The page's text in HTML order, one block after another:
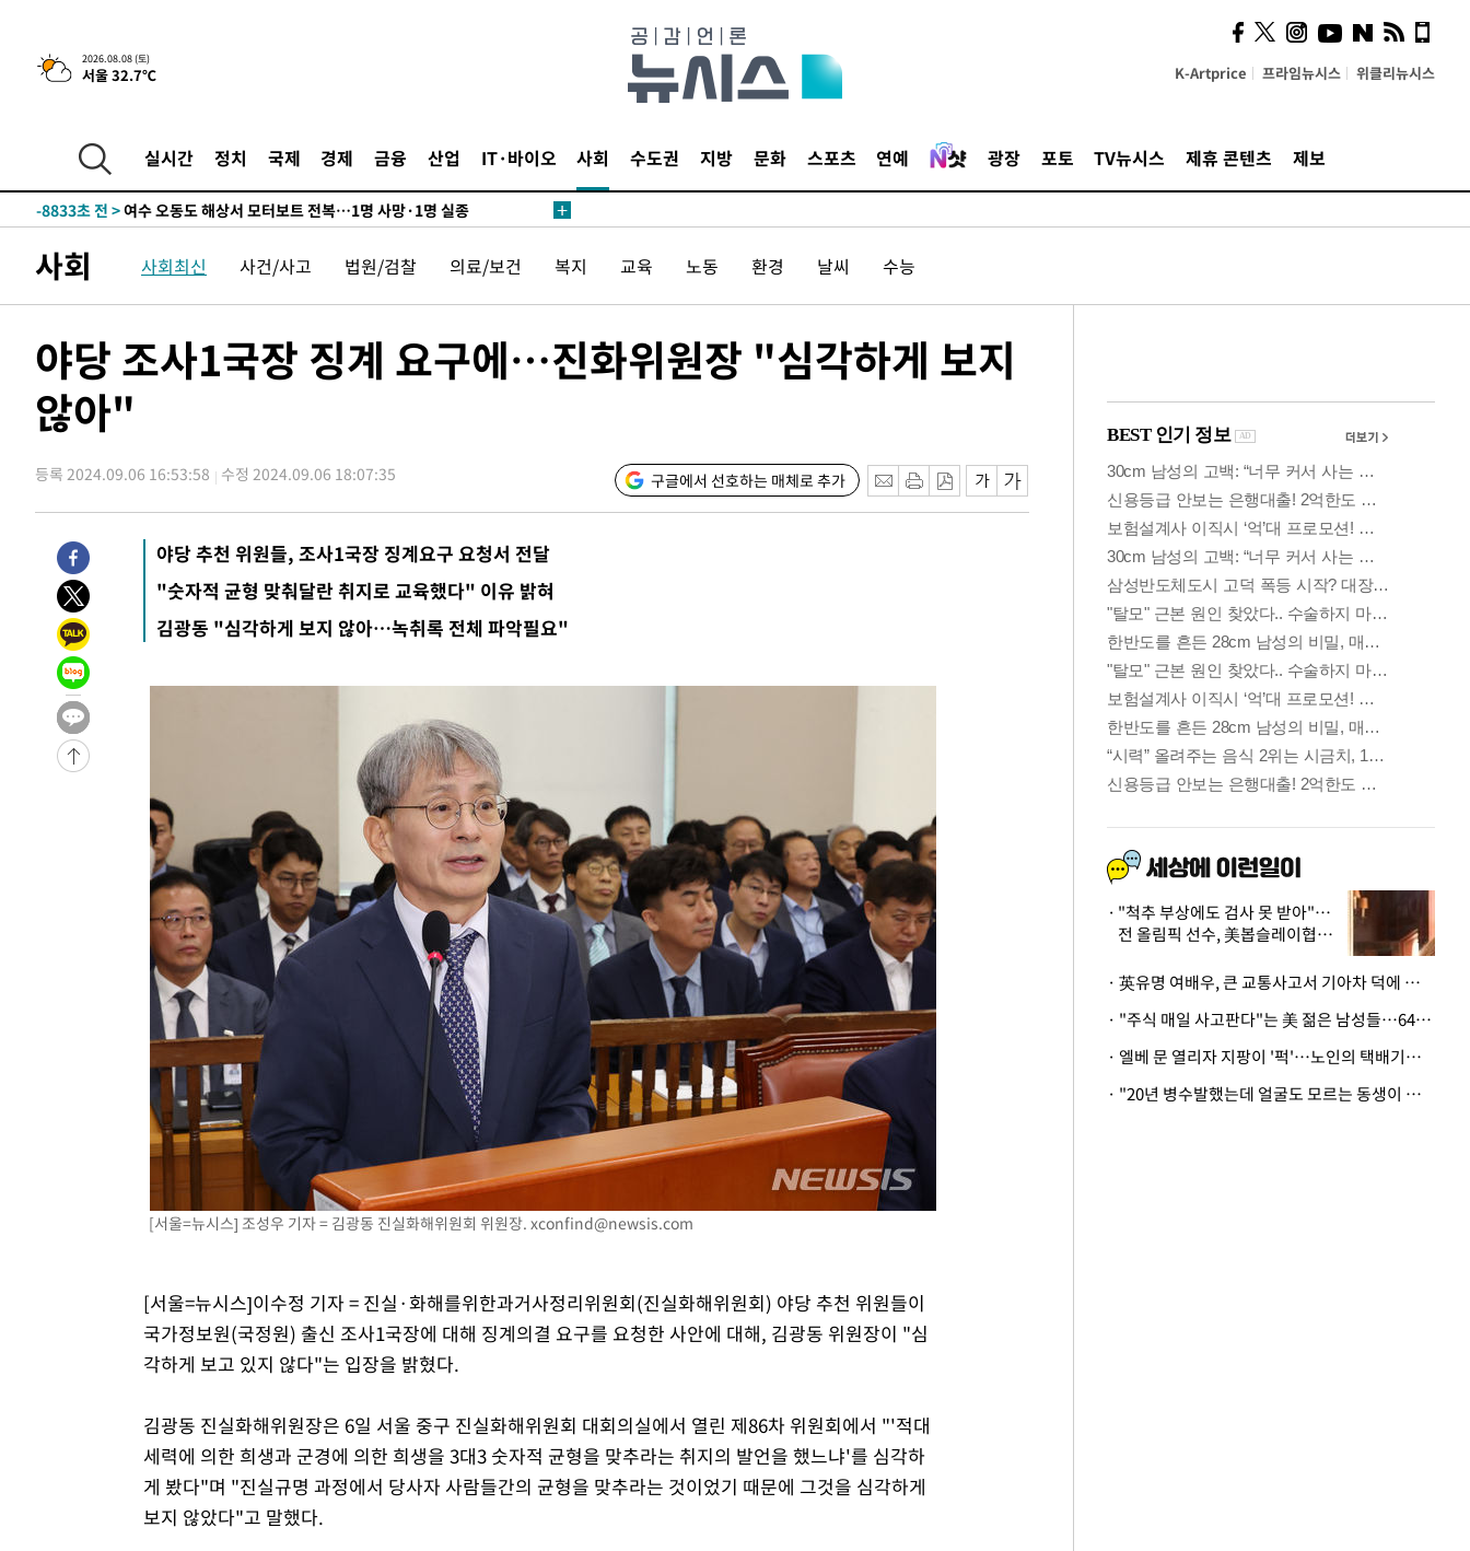
2026.08.08 (토)
서울 32.7℃ K-Artprice 프라임뉴시스 위클리뉴시스
실시간 정치 국제 경제 금융 산업 IT·바이오 사회 수도권 지방 문화 스포츠 연예 광장 포토 TV뉴시스 제휴 콘텐츠 제보
-24161초 전 >온열질환 사망자 3명 늘어…누적 환자 3000명 돌파
-18106초 전 >강릉에 시간당 81.4㎜ 물폭탄…도로 잠기고 담벼락 붕괴
-11923초 전 >
선재도서 해루질 나섰다 실종 60대, 닷새 만에 숨진 채 발견
-9457초 전 >
-8833초 전 >여수 오동도 해상서 모터보트 전복…1명 사망·1명 실종
주 날씨]
-2078초 전 >
축구협회 "압수수색·성접대 논란 사과…쇄신의 기회로 삼겠다"
-595초 전 >[속보]'압수수색·성접대 논란' 축구협회 "실망과 걱정 안겨드려 죄송"
4시간 전 >[속보]뉴욕증시 상승 마감…S&P 0.6% 나스닥 1.3%↑
-26160초 전 >낮 최고 35도 '무더위'…동해안 시간당 30㎜ '강한 비'[내일날씨]
-25430초 전 >
-24181초 전 >온열질환 사망자 3명 늘어…누적 환자 3000명 돌파
-18126초 전 >강릉에 시간당 81.4㎜ 물폭탄…도로 잠기고 담벼락 붕괴
-14233초 전 >
백운산서 80년근 천종산삼 9뿌리 발견…감정가 1.3억원
-11943초 전 >
선재도서 해루질 나섰다 실종 60대, 닷새 만에 숨진 채 발견
-9477초 전 >
-8853초 전 >
여수 오동도 해상서 모터보트 전복…1명 사망·1명 실종
-5080초 전 >
주 날씨]
-2098초 전 >
-615초 전 >
[속보]'압수수색·성접대 논란' 축구협회 "실망과 걱정 안겨드려 죄송"
2시간 전 >
'최고 37도' 폭염 지속…강원동해안 최대 150㎜ 비
[속보]뉴욕증시 상승 마감…S&P 0.6% 나스닥 1.3%↑
사회 사회최신 사건/사고 법원/검찰 의료/보건 복지 교육 노동 환경 날씨 수능
야당 조사1국장 징계 요구에…진화위원장 "심각하게 보지
않아"
등록 2024.09.06 16:53:58 수정 2024.09.06 18:07:35 구글에서 선호하는 매체로 추가
야당 추천 위원들, 조사1국장 징계요구 요청서 전달
"숫자적 균형 맞춰달란 취지로 교육했다" 이유 밝혀
김광동 "심각하게 보지 않아…녹취록 전체 파악필요"
[서울=뉴시스] 조성우 기자 = 김광동 진실화해위원회 위원장. xconfind@newsis.com
[서울=뉴시스]이수정 기자 = 진실·화해를위한과거사정리위원회(진실화해위원회) 야당 추천 위원들이
국가정보원(국정원) 출신 조사1국장에 대해 징계의결 요구를 요청한 사안에 대해, 김광동 위원장이 "심
각하게 보고 있지 않다"는 입장을 밝혔다.
김광동 진실화해위원장은 6일 서울 중구 진실화해위원회 대회의실에서 열린 제86차 위원회에서 "'적대
세력에 의한 희생과 군경에 의한 희생을 3대3 숫자적 균형을 맞추라는 취지의 발언을 했느냐'를 심각하
게 봤다"며 "진실규명 과정에서 당사자 사람들간의 균형을 맞추라는 것이었기 때문에 그것을 심각하게
보지 않았다"고 말했다.
사이 해답 찾았죠"…알을
깨고 나온 '초자아'
"척추 부상에도 검사 못 받아"…
전 올림픽 선수, 美봅슬레이협회
· 英유명 여배우, 큰 교통사고서 기아차 덕에 살았다
· "주식 매일 사고판다"는 美 젊은 남성들…64%가 "나는 인생의 패배자“
· 엘베 문 열리자 지팡이 '퍽'…노인의 택배기사 폭행 이유
· "20년 병수발했는데 얼굴도 모르는 동생이 유산 절반을"…배다른 형제 상속권 있을까